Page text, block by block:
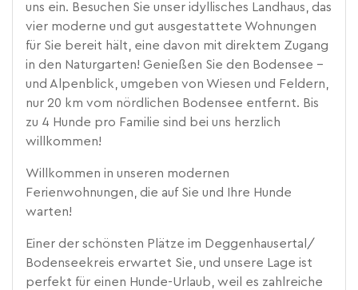
uns ein. Besuchen Sie unser idyllisches Landhaus, das
vier moderne und gut ausgestattete Wohnungen
für Sie bereit hält, eine davon mit direktem Zugang
in den Naturgarten! Genießen Sie den Bodensee –
und Alpenblick, umgeben von Wiesen und Feldern,
nur 20 km vom nördlichen Bodensee entfernt. Bis
zu 4 Hunde pro Familie sind bei uns herzlich
willkommen!
Willkommen in unseren modernen
Ferienwohnungen, die auf Sie und Ihre Hunde
warten!
Einer der schönsten Plätze im Deggenhausertal/
Bodenseekreis erwartet Sie, und unsere Lage ist
perfekt für einen Hunde-Urlaub, weil es zahlreiche